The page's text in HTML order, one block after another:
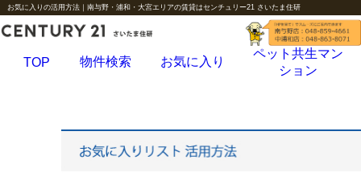
お気に入りの活用方法｜南与野・浦和・大宮エリアの賃貸はセンチュリー21 さいたま住研
TOP 物件検索 お気に入り
ペット共生マン
ション